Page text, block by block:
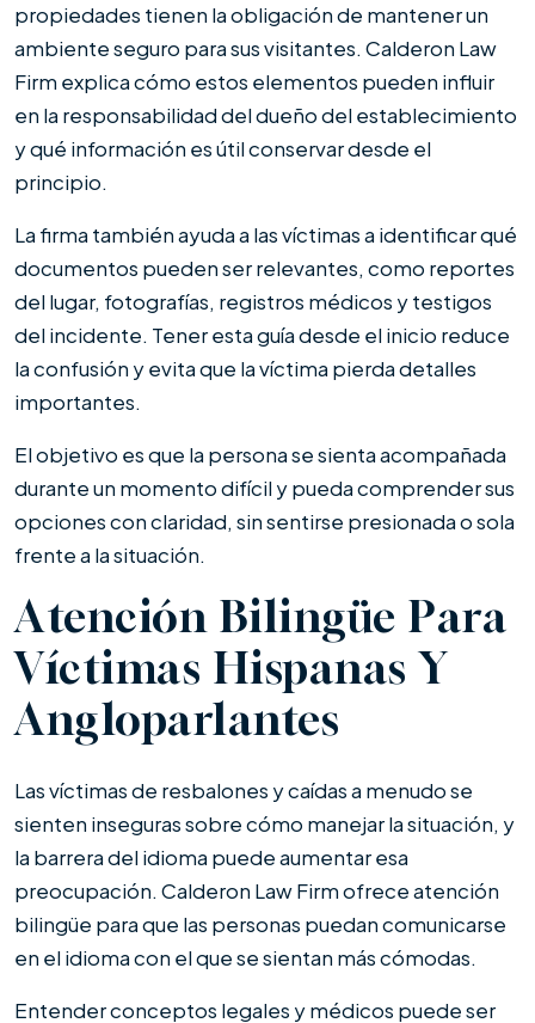
propiedades tienen la obligación de mantener un
ambiente seguro para sus visitantes. Calderon Law
Firm explica cómo estos elementos pueden influir
en la responsabilidad del dueño del establecimiento
y qué información es útil conservar desde el
principio.
La firma también ayuda a las víctimas a identificar qué
documentos pueden ser relevantes, como reportes
del lugar, fotografías, registros médicos y testigos
del incidente. Tener esta guía desde el inicio reduce
la confusión y evita que la víctima pierda detalles
importantes.
El objetivo es que la persona se sienta acompañada
durante un momento difícil y pueda comprender sus
opciones con claridad, sin sentirse presionada o sola
frente a la situación.
Atención Bilingüe Para
Víctimas Hispanas Y
Angloparlantes
Las víctimas de resbalones y caídas a menudo se
sienten inseguras sobre cómo manejar la situación, y
la barrera del idioma puede aumentar esa
preocupación. Calderon Law Firm ofrece atención
bilingüe para que las personas puedan comunicarse
en el idioma con el que se sientan más cómodas.
Entender conceptos legales y médicos puede ser